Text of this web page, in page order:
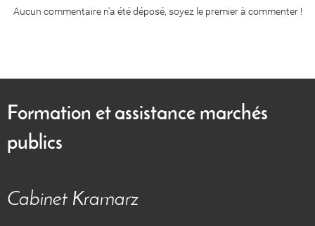
Aucun commentaire n'a été déposé, soyez le premier à commenter !
Formation et assistance marchés
publics
Cabinet Kramarz